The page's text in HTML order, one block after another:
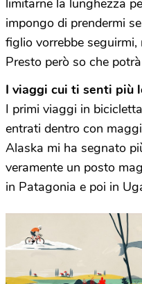
impongo di prendermi
figlio vorrebbe
Presto però so che
I viaggi cui ti senti più
I primi viaggi in
entrati dentro con
Alaska mi ha segnato
veramente un posto
in Patagonia e poi in